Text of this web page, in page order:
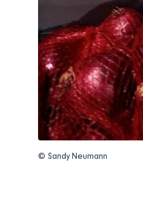
© Sandy Neumann